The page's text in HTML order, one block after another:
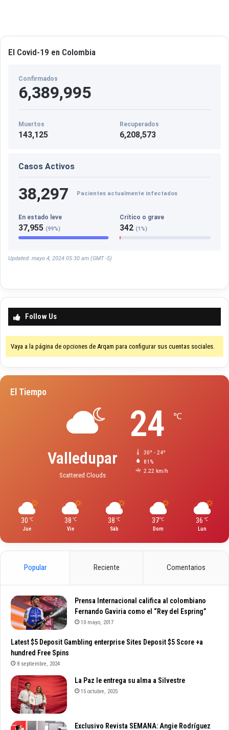
El Covid-19 en Colombia
Confirmados
6,389,995
Muertos
143,125
Recuperados
6,208,573
Casos Activos
38,297 Pacientes actualmente infectados
En estado leve
37,955 (99%)
Crítico o grave
342 (1%)
Updated: mayo 4, 2024 05:30 am (GMT -5)
Follow Us
Vaya a la página de opciones de Arqam para configurar sus cuentas sociales.
El Tiempo
Valledupar
Scattered Clouds
24 ℃
30º - 24º
81%
2.22 km/h
30 ℃
Jue
38 ℃
Vie
38 ℃
Sáb
37 ℃
Dom
36 ℃
Lun
Popular Reciente Comentarios
Prensa Internacional califica al colombiano
Fernando Gaviria como el “Rey del Espring”
10 mayo, 2017
Latest $5 Deposit Gambling enterprise Sites Deposit $5 Score +a
hundred Free Spins
8 septiembre, 2024
La Paz le entrega su alma a Silvestre
15 octubre, 2025
Exclusivo Revista SEMANA: Angie Rodríguez